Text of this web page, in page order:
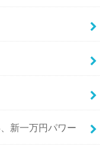
新一万円パワー